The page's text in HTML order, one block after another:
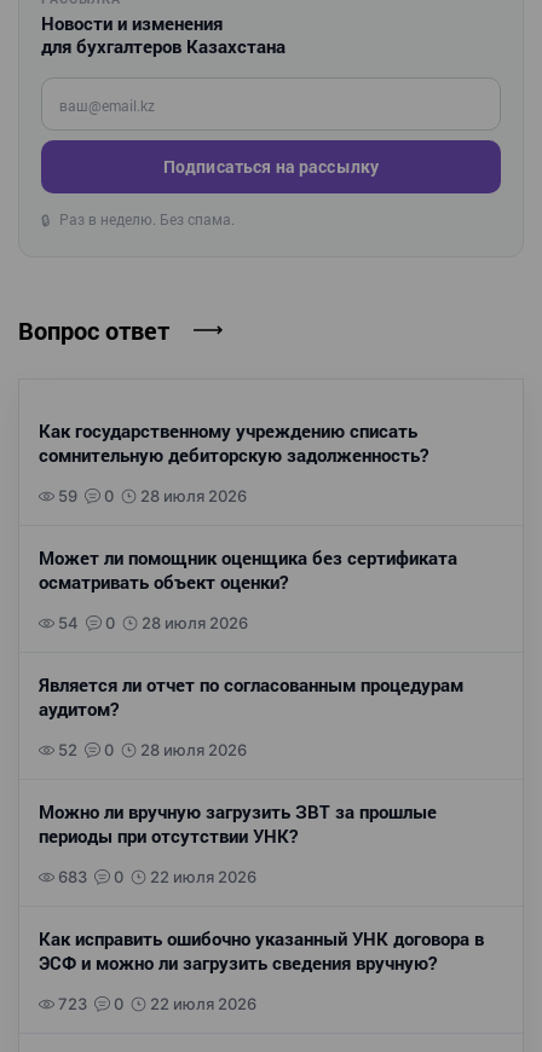
Новости и изменения
для бухгалтеров Казахстана
Введите ваш e-mail
Подписаться на рассылку
🔒 Раз в неделю. Без спама.
Вопрос ответ
Как государственному учреждению списать
сомнительную дебиторскую задолженность?
59 0 28 июля 2026
Может ли помощник оценщика без сертификата
осматривать объект оценки?
54 0 28 июля 2026
Является ли отчет по согласованным процедурам
аудитом?
52 0 28 июля 2026
Можно ли вручную загрузить ЗВТ за прошлые
периоды при отсутствии УНК?
683 0 22 июля 2026
Как исправить ошибочно указанный УНК договора в
ЭСФ и можно ли загрузить сведения вручную?
723 0 22 июля 2026